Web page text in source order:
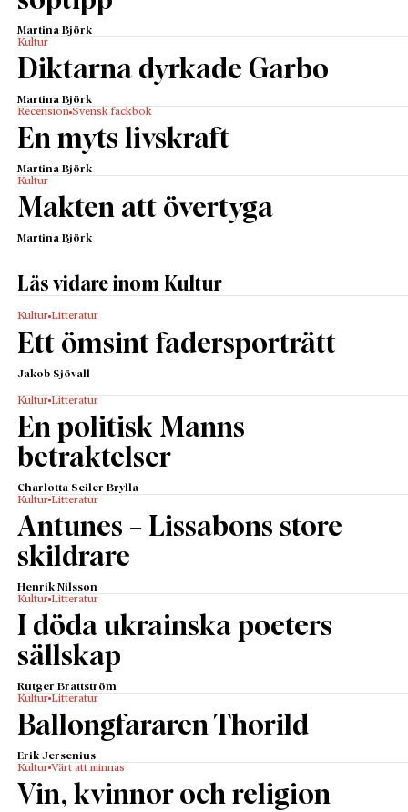
Martina Björk
Kultur
Diktarna dyrkade Garbo
Martina Björk
Recension Svensk fackbok
En myts livskraft
Martina Björk
Kultur
Makten att övertyga
Martina Björk
Läs vidare inom Kultur
Kultur Litteratur
Ett ömsint fadersporträtt
Jakob Sjövall
Kultur Litteratur
En politisk Manns
betraktelser
Charlotta Seiler Brylla
Kultur Litteratur
Antunes – Lissabons store
skildrare
Henrik Nilsson
Kultur Litteratur
I döda ukrainska poeters
sällskap
Rutger Brattström
Kultur Litteratur
Ballongfararen Thorild
Erik Jersenius
Kultur Värt att minnas
Vin, kvinnor och religion